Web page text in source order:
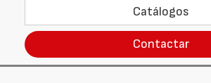
Catálogos
Contactar